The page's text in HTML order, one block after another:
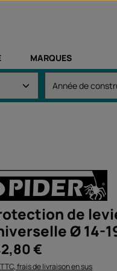
MARQUES
de
Ø 14-
régulier :€
frais de livraison en sus